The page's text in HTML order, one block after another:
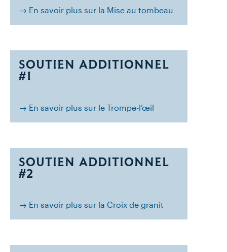
→ En savoir plus sur la Mise au tombeau
SOUTIEN ADDITIONNEL
#1
→ En savoir plus sur le Trompe-l’œil
SOUTIEN ADDITIONNEL
#2
→ En savoir plus sur la Croix de granit